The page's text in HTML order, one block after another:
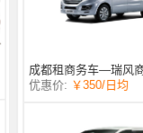
成都租商务车—瑞风
挡 | 7座
优惠价: ￥350/日均